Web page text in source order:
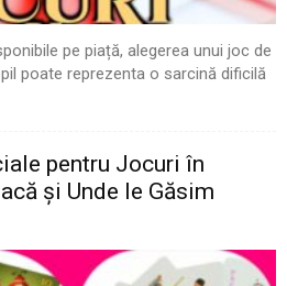
pe piață, alegerea unui joc de
poate reprezenta o sarcină dificilă
pentru Jocuri în
și Unde le Găsim